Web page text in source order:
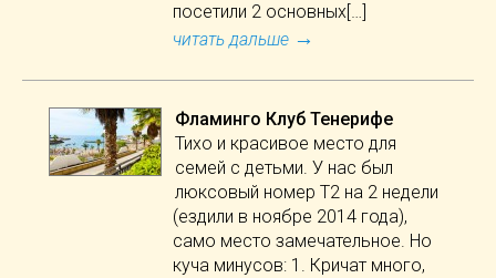
посетили 2 основных[…]
читать дальше →
Фламинго Клуб Тенерифе
Тихо и красивое место для
семей с детьми. У нас был
люксовый номер Т2 на 2 недели
(ездили в ноябре 2014 года),
само место замечательное. Но
куча минусов: 1. Кричат много,